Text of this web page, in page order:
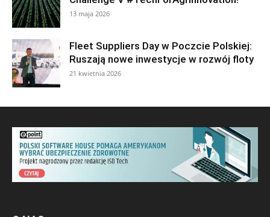
13 maja 2026
Fleet Suppliers Day w Poczcie Polskiej:
Ruszają nowe inwestycje w rozwój floty
21 kwietnia 2026